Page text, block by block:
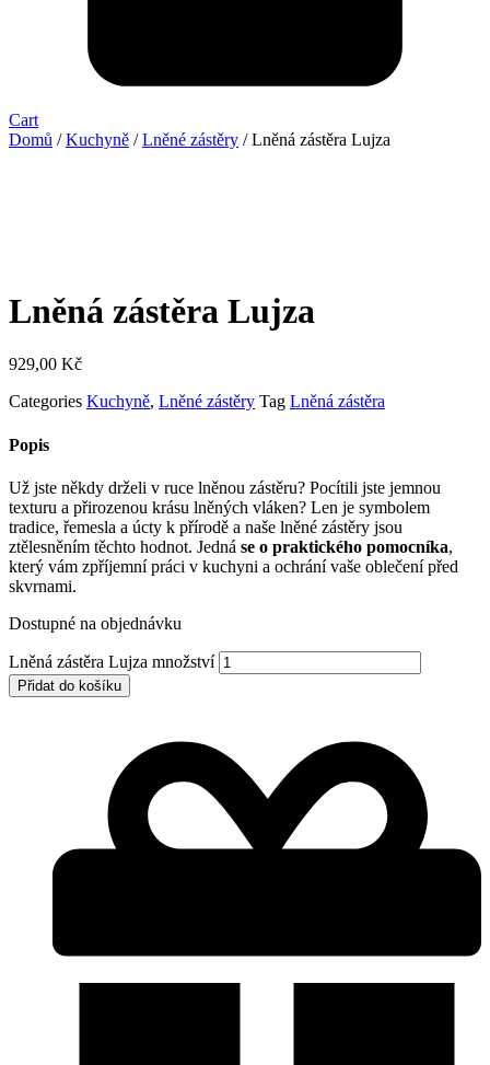
Cart
Domů /Kuchyně /Lněné zástěry / Lněná zástěra Lujza
Lněná zástěra Lujza
929,00 Kč
Categories Kuchyně, Lněné zástěry Tag Lněná zástěra
Popis
Už jste někdy drželi v ruce lněnou zástěru? Pocítili jste jemnou
texturu a přirozenou krásu lněných vláken? Len je symbolem
tradice, řemesla a úcty k přírodě a naše lněné zástěry jsou
ztělesněním těchto hodnot. Jedná se o praktického pomocníka,
který vám zpříjemní práci v kuchyni a ochrání vaše oblečení před
skvrnami.
Dostupné na objednávku
Lněná zástěra Lujza množství
Přidat do košíku